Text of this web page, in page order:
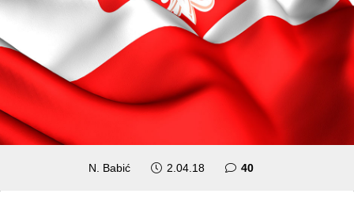
N. Babić 2.04.18 40komentara